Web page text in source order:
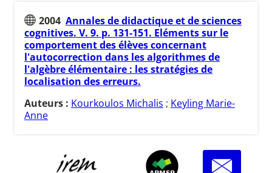
2004 Annales de didactique et de sciences
cognitives. V. 9. p. 131-151. Eléments sur le
comportement des élèves concernant
l'autocorrection dans les algorithmes de
l'algèbre élémentaire : les stratégies de
localisation des erreurs.
Auteurs : Kourkoulos Michalis ; Keyling Marie-
Anne